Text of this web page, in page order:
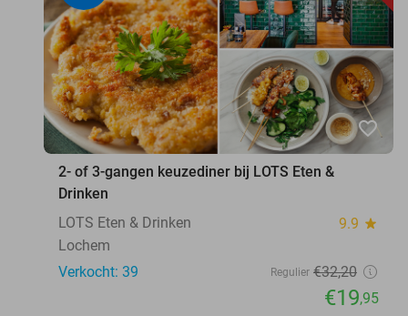
favorite_border
2- of 3-gangen keuzediner bij LOTS Eten &
Drinken
LOTS Eten & Drinken
9.9 star
Lochem
Verkocht: 39
Regulier €32,20
€19,95